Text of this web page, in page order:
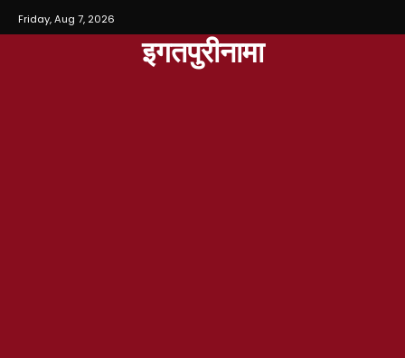
Friday, Aug 7, 2026
इगतपुरीनामा